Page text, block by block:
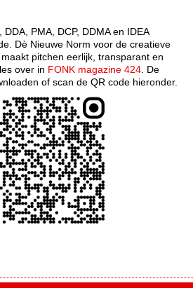
PMA, DCP, DDMA en IDEA
Dè Nieuwe Norm voor de creatieve
pitchen eerlijk, transparant en
over in FONK magazine 424 . De
of scan de QR code hieronder.